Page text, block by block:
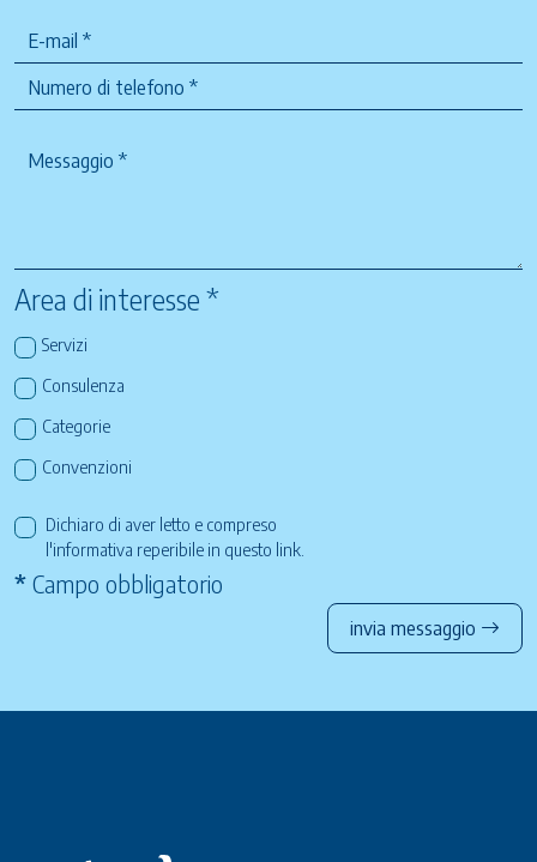
Area di interesse *
Servizi
Consulenza
Categorie
Convenzioni
Dichiaro di aver letto e compreso
l'informativa reperibile in questo link
* Campo obbligatorio
invia messaggio